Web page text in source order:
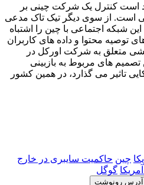
است کنترل یک شرکت چینی بر
است. از سوی دیگر تیک تاک مدعی
شبکه اجتماعی با چین را اشتباه
توصیه محتوا و داده های کاربران
متعلق به شرکت اورکل در
های مربوط به بازبینی
تاثیر می گذارد، در همین کشور
چین حاکمیت سایبری در خارج
گوگل
آدرس رونوشت